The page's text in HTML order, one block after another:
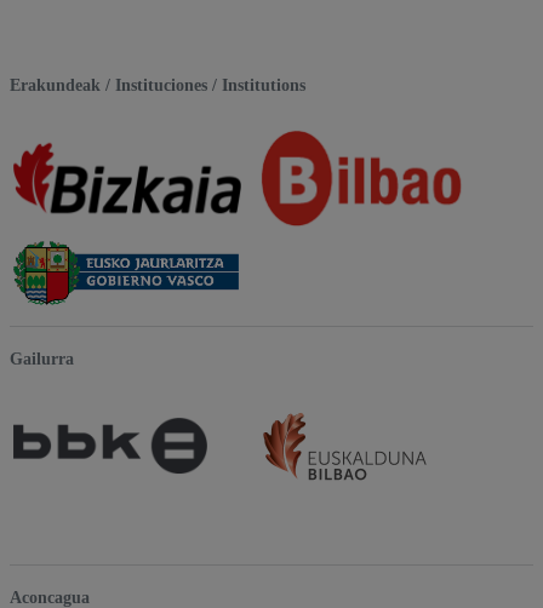
Erakundeak / Instituciones / Institutions
Gailurra
Aconcagua